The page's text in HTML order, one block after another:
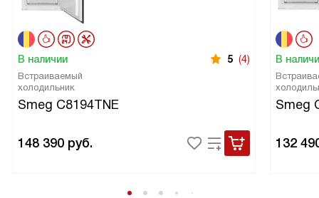
В наличии 5 (4)
Встраиваемый
холодильник
Smeg C8194TNE
148 390 руб.
В
Smeg
132